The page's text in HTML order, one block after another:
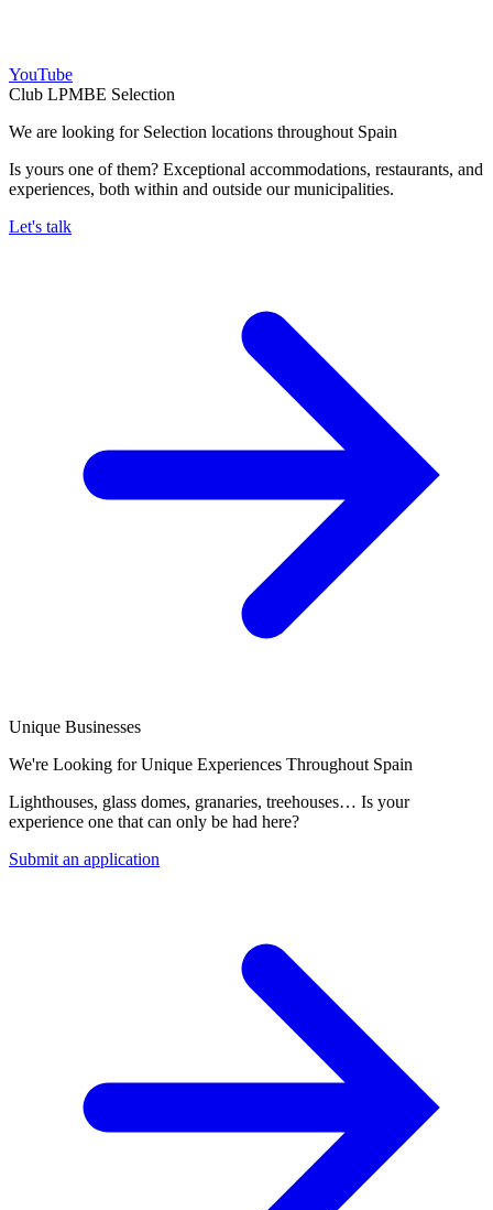
YouTube
Club LPMBE Selection
We are looking for Selection locations throughout Spain
Is yours one of them? Exceptional accommodations, restaurants, and
experiences, both within and outside our municipalities.
Let's talk
Unique Businesses
We're Looking for Unique Experiences Throughout Spain
Lighthouses, glass domes, granaries, treehouses… Is your
experience one that can only be had here?
Submit an application